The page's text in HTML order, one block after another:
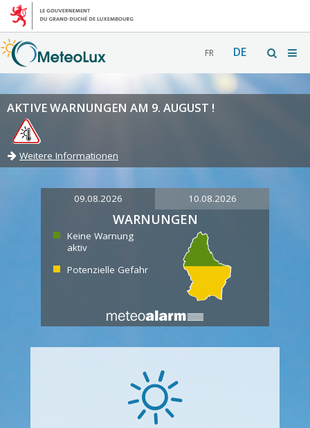
FR DE
AKTIVE WARNUNGEN AM 9. AUGUST !
Weitere Informationen
09.08.2026 10.08.2026
WARNUNGEN
Keine Warnung
aktiv
Potenzielle Gefahr